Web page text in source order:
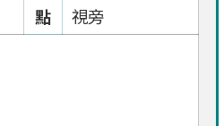
點
視旁